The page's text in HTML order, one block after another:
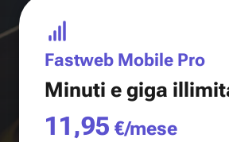
Fastweb Mobile Pro
Minuti e giga
11,95 €/mese